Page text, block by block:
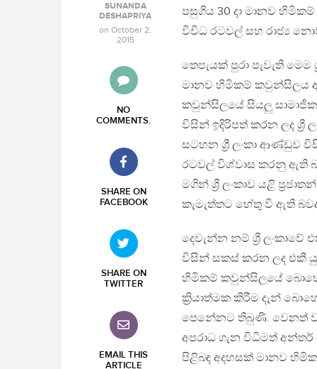
SUNANDA
DESHAPRIYA
on October 2,
2015
NO
COMMENTS.
SHARE ON
FACEBOOK
SHARE ON
TWITTER
EMAIL THIS
ARTICLE
පසුගිය 30 දා මානව
විවිධ රටවල් සහ රාජ්‍ය
තෙපැයක් පුරා පැවැති
මානව හිමිකම් කවුන්සිලය
කවුන්සිලයේ සියලු
විසින් ඉදිරිපත් කරන ලද ශ්‍රී
සටහන ශ්‍රී ලංකා ආණ්ඩුව
රටවල් විශ්වාස කරනු ඇති
මගින් ශ්‍රී ලංකාව යළි
කැමැත්තට හේතු වි ඇති
දෙවැන්න නම් ශ්‍රී
විසින් සකස් කරන ලද එකී
හිමිකම් කවුන්සිලයේ බොහෝ
ක්‍රියාත්මක කිරීම දැන්
පෙනේනට තිබුණි. වෙනත්
අපරාධ ගැන විධිමත්
පිළිබඳ අදහසක් මානව